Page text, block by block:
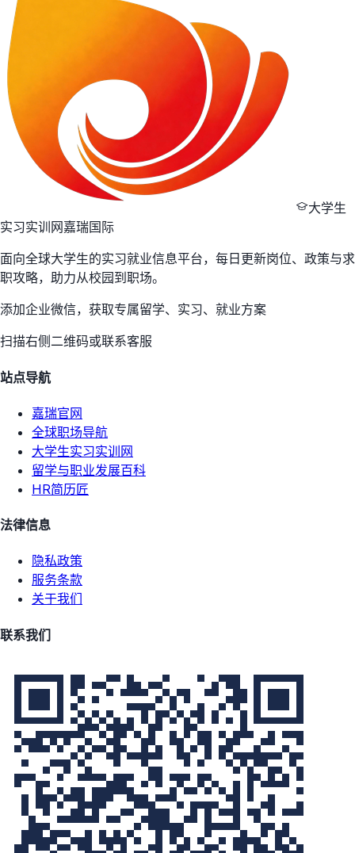
大学生
实习实训网嘉瑞国际
面向全球大学生的实习就业信息平台，每日更新岗位、政策与求
职攻略，助力从校园到职场。
添加企业微信，获取专属留学、实习、就业方案
扫描右侧二维码或联系客服
站点导航
嘉瑞官网
全球职场导航
大学生实习实训网
留学与职业发展百科
HR简历匠
法律信息
隐私政策
服务条款
关于我们
联系我们